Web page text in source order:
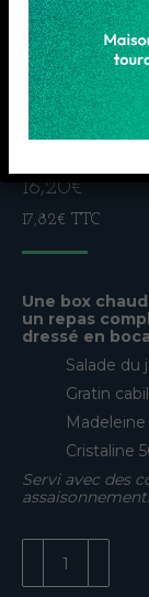
16,20€
17,82€ TTC
Une box
un repas
dressé en
Salade du
Gratin
Cristaline
Servi avec des